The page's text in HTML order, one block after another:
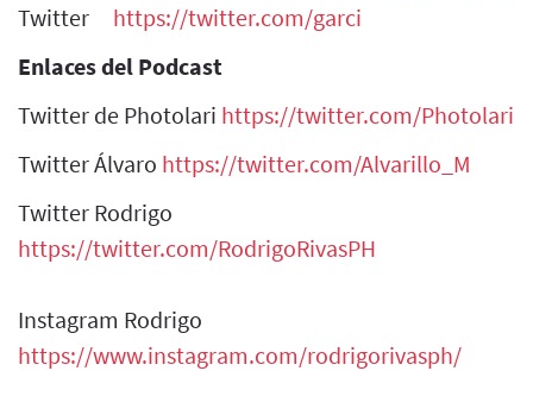
Twitter https://twitter.com/garci
Enlaces del Podcast
Twitter de Photolari https://twitter.com/Photolari
Twitter Álvaro https://twitter.com/Alvarillo_M
Twitter Rodrigo
https://twitter.com/RodrigoRivasPH
Instagram Rodrigo
https://www.instagram.com/rodrigorivasph/